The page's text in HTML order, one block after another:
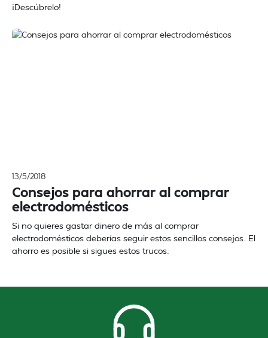
¡Descúbrelo!
13/5/2018
Consejos para ahorrar al comprar
electrodomésticos
Si no quieres gastar dinero de más al comprar
electrodomésticos deberías seguir estos sencillos consejos. El
ahorro es posible si sigues estos trucos.